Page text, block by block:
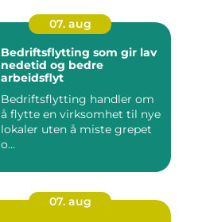
07. aug
Bedriftsflytting som gir lav
nedetid og bedre
arbeidsflyt
Bedriftsflytting handler om
å flytte en virksomhet til nye
lokaler uten å miste grepet
o...
07. aug